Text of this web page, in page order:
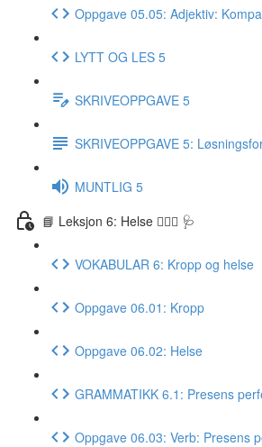
Oppgave 05.05: Adjektiv:
LYTT OG LES 5
SKRIVEOPPGAVE 5
SKRIVEOPPGAVE 5:
MUNTLIG 5
📘 Leksjon 6: Helse 🏃🏻‍♀️ 🩺
VOKABULAR 6: Kropp og helse
Oppgave 06.01: Kropp
Oppgave 06.02: Helse
GRAMMATIKK 6.1: Presens
Oppgave 06.03: Verb: Presens